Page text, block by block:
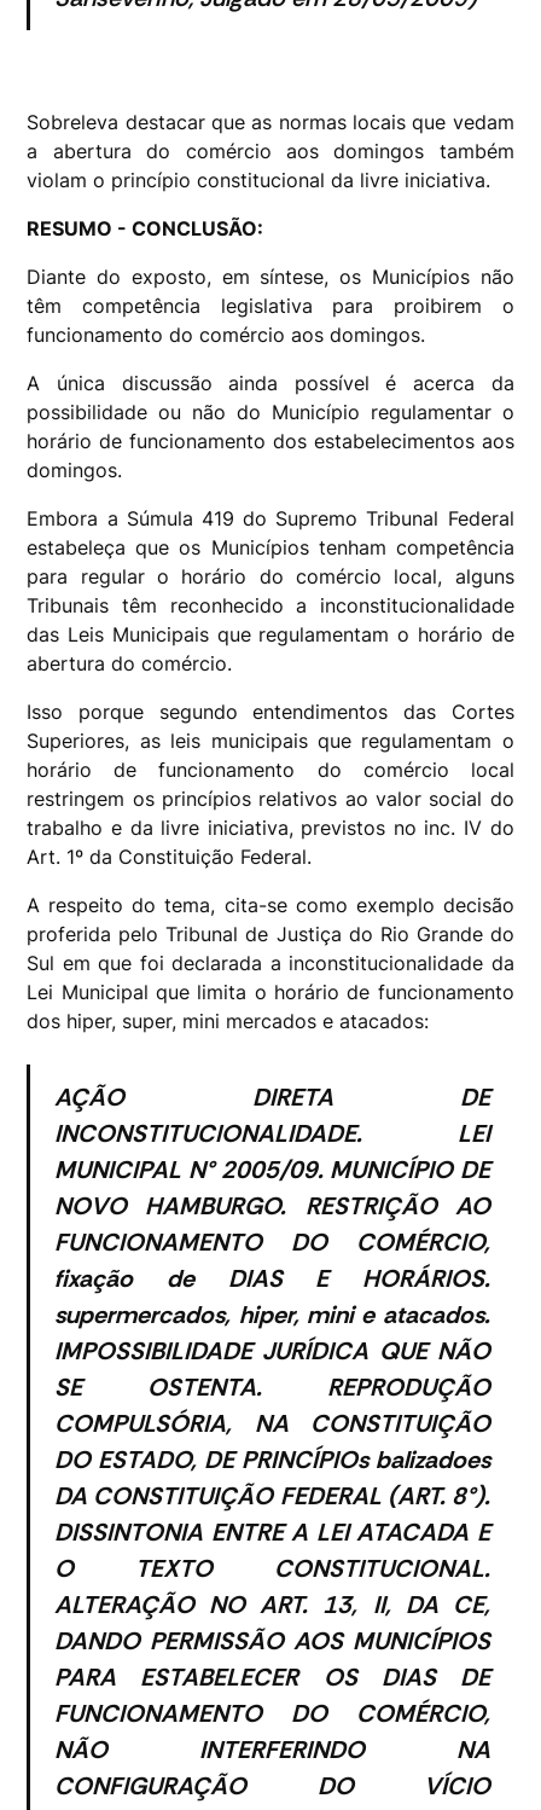
Sobreleva destacar que as normas locais que vedam
a abertura do comércio aos domingos também
violam o princípio constitucional da livre iniciativa.
RESUMO - CONCLUSÃO:
Diante do exposto, em síntese, os Municípios não
têm competência legislativa para proibirem o
funcionamento do comércio aos domingos.
A única discussão ainda possível é acerca da
possibilidade ou não do Município regulamentar o
horário de funcionamento dos estabelecimentos aos
domingos.
Embora a Súmula 419 do Supremo Tribunal Federal
estabeleça que os Municípios tenham competência
para regular o horário do comércio local, alguns
Tribunais têm reconhecido a inconstitucionalidade
das Leis Municipais que regulamentam o horário de
abertura do comércio.
Isso porque segundo entendimentos das Cortes
Superiores, as leis municipais que regulamentam o
horário de funcionamento do comércio local
restringem os princípios relativos ao valor social do
trabalho e da livre iniciativa, previstos no inc. IV do
Art. 1º da Constituição Federal.
A respeito do tema, cita-se como exemplo decisão
proferida pelo Tribunal de Justiça do Rio Grande do
Sul em que foi declarada a inconstitucionalidade da
Lei Municipal que limita o horário de funcionamento
dos hiper, super, mini mercados e atacados:
AÇÃO DIRETA DE
INCONSTITUCIONALIDADE. LEI
MUNICIPAL N° 2005/09. MUNICÍPIO DE
NOVO HAMBURGO. RESTRIÇÃO AO
FUNCIONAMENTO DO COMÉRCIO,
fixação de DIAS E HORÁRIOS.
supermercados, hiper, mini e atacados.
IMPOSSIBILIDADE JURÍDICA QUE NÃO
SE OSTENTA. REPRODUÇÃO
COMPULSÓRIA, NA CONSTITUIÇÃO
DO ESTADO, DE PRINCÍPIOs balizadoes
DA CONSTITUIÇÃO FEDERAL (ART. 8°).
DISSINTONIA ENTRE A LEI ATACADA E
O TEXTO CONSTITUCIONAL.
ALTERAÇÃO NO ART. 13, II, DA CE,
DANDO PERMISSÃO AOS MUNICÍPIOS
PARA ESTABELECER OS DIAS DE
FUNCIONAMENTO DO COMÉRCIO,
NÃO INTERFERINDO NA
CONFIGURAÇÃO DO VÍCIO